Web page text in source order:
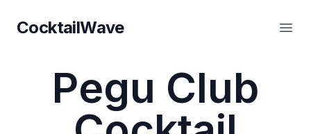
CocktailWave
CocktailWave
Pegu Club